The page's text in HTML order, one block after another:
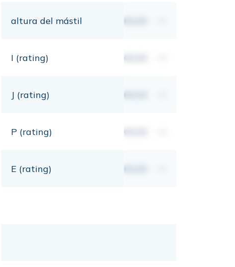
altura del mástil 00,00
I (rating) 00,00
J (rating) 00,00
P (rating) 00,00
E (rating) 00,00